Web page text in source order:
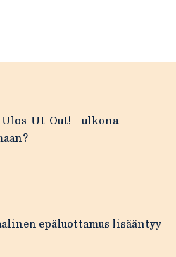
Ut-Out! – ulkona
epäluottamus lisääntyy